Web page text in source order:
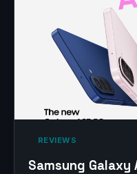
‎ REVIEWS‎
Samsung Galaxy